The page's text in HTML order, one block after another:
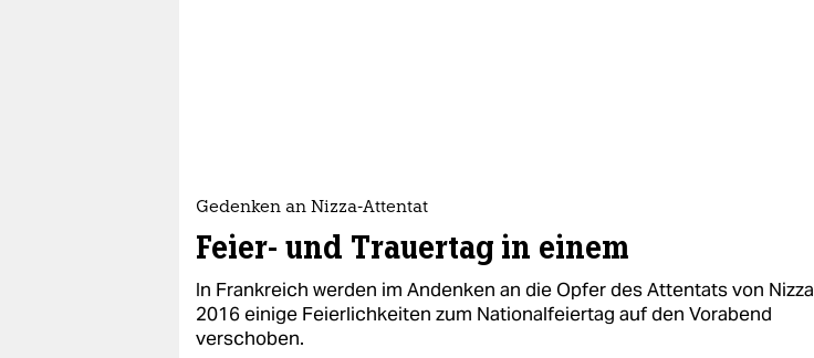
Gedenken an Nizza-Attentat
Feier- und Trauertag in einem
In Frankreich werden im Andenken an die Opfer des Attentats von Nizza
2016 einige Feierlichkeiten zum Nationalfeiertag auf den Vorabend
verschoben.